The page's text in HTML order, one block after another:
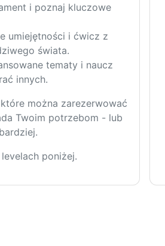
i poznaj kluczowe
umiejętności i ćwicz z
świata.
tematy i naucz
innych.
można zarezerwować
Twoim potrzebom - lub
poniżej.